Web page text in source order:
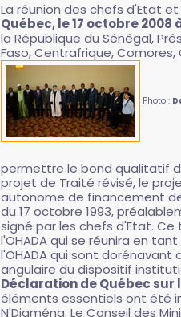
La réunion des chefs d'Etat
Québec, le 17 octobre 2008
la République du Sénégal,
Faso, Centrafrique, Comores,
Photo :
permettre le bond qualitatif
projet de Traité révisé, le
autonome de financement de
du 17 octobre 1993,
signé par les chefs d'Etat.
l'OHADA qui se réunira en
l'OHADA qui sont
angulaire du dispositif
Déclaration de Québec sur
éléments essentiels ont été
N'Djaména. Le Conseil des